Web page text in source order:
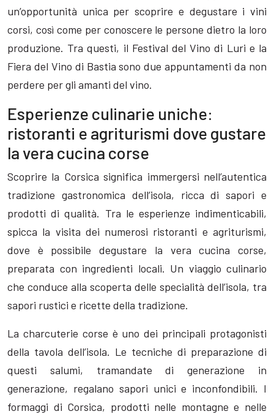
un’opportunità unica per scoprire e degustare i vini
corsi, così come per conoscere le persone dietro la loro
produzione. Tra questi, il Festival del Vino di Luri e la
Fiera del Vino di Bastia sono due appuntamenti da non
perdere per gli amanti del vino.
Esperienze culinarie uniche:
ristoranti e agriturismi dove gustare
la vera cucina corse
Scoprire la Corsica significa immergersi nell’autentica
tradizione gastronomica dell’isola, ricca di sapori e
prodotti di qualità. Tra le esperienze indimenticabili,
spicca la visita dei numerosi ristoranti e agriturismi,
dove è possibile degustare la vera cucina corse,
preparata con ingredienti locali. Un viaggio culinario
che conduce alla scoperta delle specialità dell’isola, tra
sapori rustici e ricette della tradizione.
La charcuterie corse è uno dei principali protagonisti
della tavola dell’isola. Le tecniche di preparazione di
questi salumi, tramandate di generazione in
generazione, regalano sapori unici e inconfondibili. I
formaggi di Corsica, prodotti nelle montagne e nelle